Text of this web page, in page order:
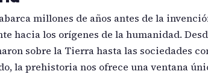
millones de años antes de la
hacia los orígenes de la humanidad.
sobre la Tierra hasta las sociedades
la prehistoria nos ofrece una ventana